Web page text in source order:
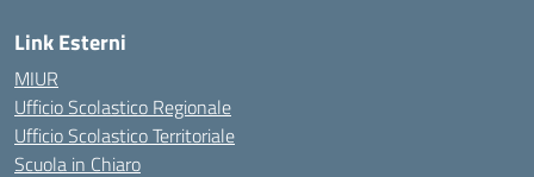
Link Esterni
MIUR
Ufficio Scolastico Regionale
Ufficio Scolastico Territoriale
Scuola in Chiaro